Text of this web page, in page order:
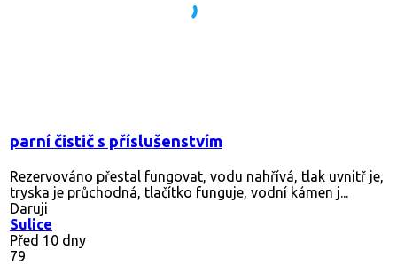
parní čistič s příslušenstvím
Rezervováno přestal fungovat, vodu nahřívá, tlak uvnitř je,
tryska je průchodná, tlačítko funguje, vodní kámen j...
Daruji
Sulice
Před 10 dny
79